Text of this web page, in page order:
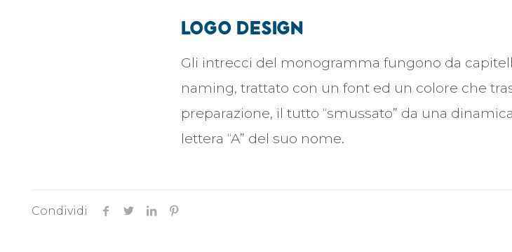
logo design
Gli intrecci del monogramma fungono da
naming, trattato con un font ed un colore che
preparazione, il tutto “smussato” da una
lettera “A” del suo nome.
Condividi